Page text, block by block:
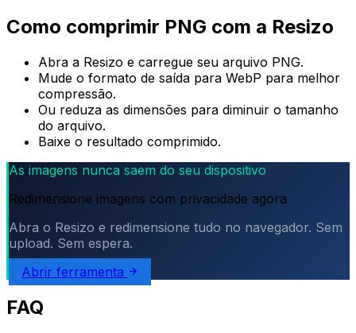
Como comprimir PNG com a Resizo
Abra a Resizo e carregue seu arquivo PNG.
Mude o formato de saída para WebP para melhor
compressão.
Ou reduza as dimensões para diminuir o tamanho
do arquivo.
Baixe o resultado comprimido.
As imagens nunca saem do seu dispositivo
Redimensione imagens com privacidade agora
Abra o Resizo e redimensione tudo no navegador. Sem
upload. Sem espera.
Abrir ferramenta
FAQ